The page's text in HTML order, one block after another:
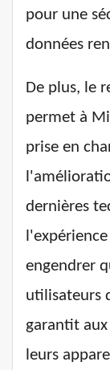
pour une
données
De plus, le
permet à
prise en
dernières
engendrer
utilisateurs
garantit
leurs